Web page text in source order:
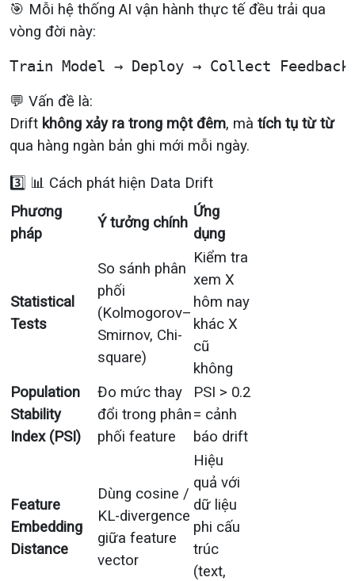
🎯 Mỗi hệ thống AI vận hành thực tế đều trải qua
vòng đời này:
💬 Vấn đề là:
Drift không xảy ra trong một đêm, mà tích tụ từ từ
qua hàng ngàn bản ghi mới mỗi ngày.
3️⃣ 📊 Cách phát hiện Data Drift
Phương
pháp
Ý tưởng chính
Ứng
dụng
Statistical
Tests
So sánh phân
phối
(Kolmogorov–
Smirnov, Chi-
square)
Kiểm tra
xem X
hôm nay
khác X
cũ
không
Population
Stability
Index (PSI)
Đo mức thay
đổi trong phân
phối feature
PSI > 0.2
= cảnh
báo drift
Feature
Embedding
Distance
Dùng cosine /
KL-divergence
giữa feature
vector
Hiệu
quả với
dữ liệu
phi cấu
trúc
(text,